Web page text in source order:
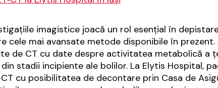
imagistice joacă un rol esențial în
cele mai avansate metode disponibile în
de CT cu date despre activitatea metabolică a
stadii incipiente ale bolilor. La Elytis Hospital,
CT cu posibilitatea de decontare prin Casa de